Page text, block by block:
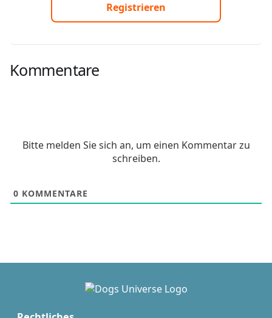
Registrieren
Kommentare
Bitte melden Sie sich an, um einen Kommentar zu
schreiben.
0 KOMMENTARE